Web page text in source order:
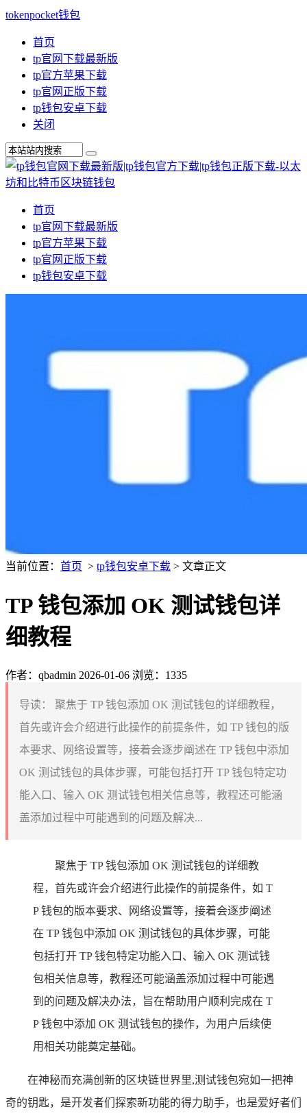
tokenpocket钱包
首页
tp官网下载最新版
tp官方苹果下载
tp官网正版下载
tp钱包安卓下载
关闭
首页
tp官网下载最新版
tp官方苹果下载
tp官网正版下载
tp钱包安卓下载
当前位置： 首页 > tp钱包安卓下载 > 文章正文
TP 钱包添加 OK 测试钱包详
细教程
作者：qbadmin 2026-01-06 浏览：1335
导读：
聚焦于 TP 钱包添加 OK 测试钱包的详细教程，
首先或许会介绍进行此操作的前提条件，如 TP 钱包的版
本要求、网络设置等，接着会逐步阐述在 TP 钱包中添加
OK 测试钱包的具体步骤，可能包括打开 TP 钱包特定功
能入口、输入 OK 测试钱包相关信息等，教程还可能涵
盖添加过程中可能遇到的问题及解决...
聚焦于 TP 钱包添加 OK 测试钱包的详细教
程，首先或许会介绍进行此操作的前提条件，如 T
P 钱包的版本要求、网络设置等，接着会逐步阐述
在 TP 钱包中添加 OK 测试钱包的具体步骤，可能
包括打开 TP 钱包特定功能入口、输入 OK 测试钱
包相关信息等，教程还可能涵盖添加过程中可能遇
到的问题及解决办法，旨在帮助用户顺利完成在 T
P 钱包中添加 OK 测试钱包的操作，为用户后续使
用相关功能奠定基础。
在神秘而充满创新的区块链世界里,测试钱包宛如一把神
奇的钥匙，是开发者们探索新功能的得力助手，也是爱好者们